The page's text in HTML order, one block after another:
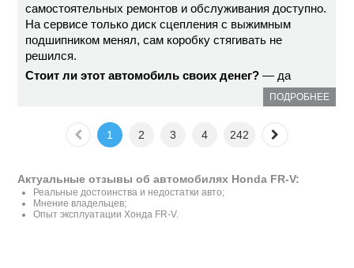
самостоятельных ремонтов и обслуживания доступно.
На сервисе только диск сцепления с выжимным
подшипником менял, сам коробку стягивать не
решился.
Стоит ли этот автомобиль своих денег? — да
ПОДРОБНЕЕ
1 2 3 4 242
Актуальные отзывы об автомобилях Honda FR-V:
Реальные достоинства и недостатки авто;
Мнение владельцев;
Опыт эксплуатации Хонда FR-V.